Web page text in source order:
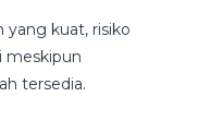
yang kuat, risiko
meskipun
tersedia.